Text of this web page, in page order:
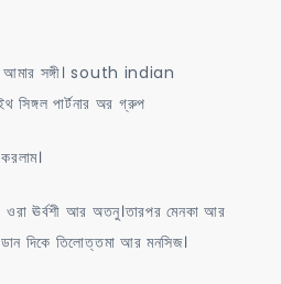
আমার সঙ্গী। south indian
পার্টনার অর গ্রুপ
ঊর্বশী আর অতনু।তারপর মেনকা আর
দিকে তিলোত্তমা আর মনসিজ।